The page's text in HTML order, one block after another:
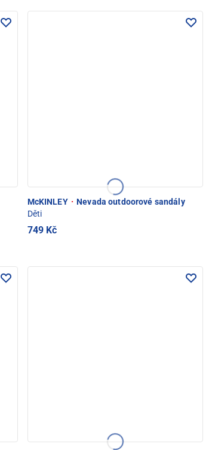
McKINLEY · Nevada outdoorové sandály
Děti
749 Kč